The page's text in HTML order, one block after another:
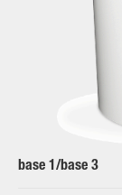
base 1/base 3